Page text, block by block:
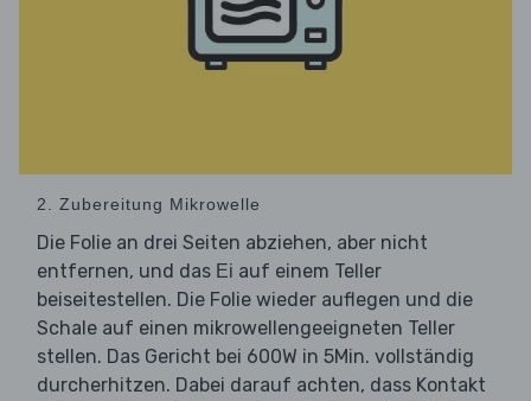
2. Zubereitung Mikrowelle
Die Folie an drei Seiten abziehen, aber nicht
entfernen, und das Ei auf einem Teller
beiseitestellen. Die Folie wieder auflegen und die
Schale auf einen mikrowellengeeigneten Teller
stellen. Das Gericht bei 600W in 5Min. vollständig
durcherhitzen. Dabei darauf achten, dass Kontakt